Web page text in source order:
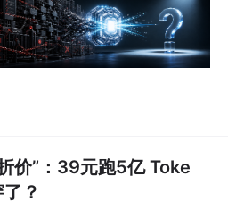
价”：39元跑5亿 Toke
？